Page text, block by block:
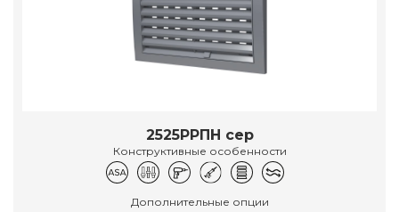
2525РРПН сер
Конструктивные особенности
Дополнительные опции